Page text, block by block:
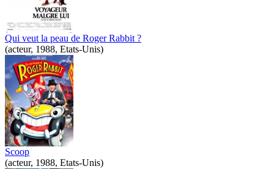
Qui veut la peau de Roger Rabbit ?
(acteur, 1988, Etats-Unis)
Scoop
(acteur, 1988, Etats-Unis)